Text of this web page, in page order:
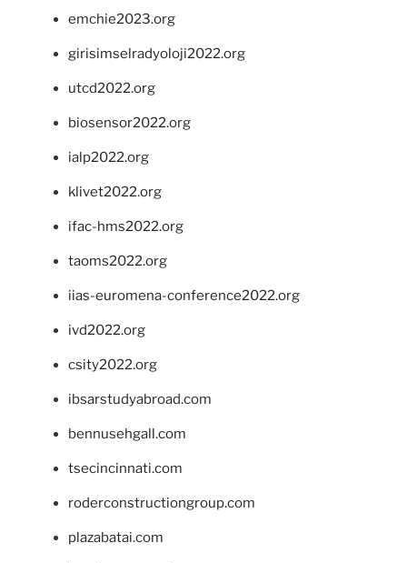
emchie2023.org
girisimselradyoloji2022.org
utcd2022.org
biosensor2022.org
ialp2022.org
klivet2022.org
ifac-hms2022.org
taoms2022.org
iias-euromena-conference2022.org
ivd2022.org
csity2022.org
ibsarstudyabroad.com
bennusehgall.com
tsecincinnati.com
roderconstructiongroup.com
plazabatai.com